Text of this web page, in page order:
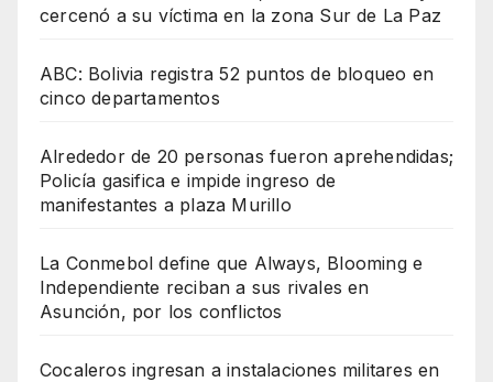
cercenó a su víctima en la zona Sur de La Paz
ABC: Bolivia registra 52 puntos de bloqueo en
cinco departamentos
Alrededor de 20 personas fueron aprehendidas;
Policía gasifica e impide ingreso de
manifestantes a plaza Murillo
La Conmebol define que Always, Blooming e
Independiente reciban a sus rivales en
Asunción, por los conflictos
Cocaleros ingresan a instalaciones militares en